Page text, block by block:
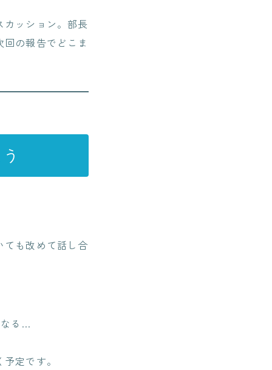
カッション。部長
の報告でどこま
も改めて話し合
なる…
定です。